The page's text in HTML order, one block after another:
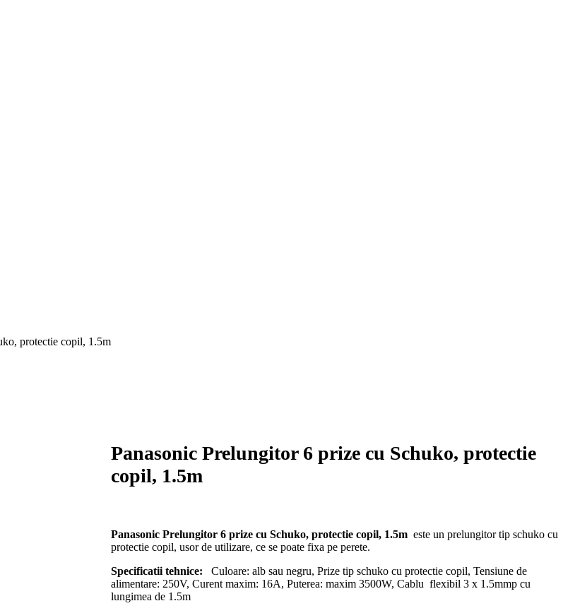
protectie copil, 1.5m
Panasonic Prelungitor 6 prize cu Schuko, protectie
copil, 1.5m
Panasonic Prelungitor 6 prize cu Schuko, protectie copil, 1.5m este un prelungitor tip schuko cu
protectie copil, usor de utilizare, ce se poate fixa pe perete.
Specificatii tehnice: Culoare: alb sau negru, Prize tip schuko cu protectie copil, Tensiune de
alimentare: 250V, Curent maxim: 16A, Puterea: maxim 3500W, Cablu flexibil 3 x 1.5mmp cu
lungimea de 1.5m